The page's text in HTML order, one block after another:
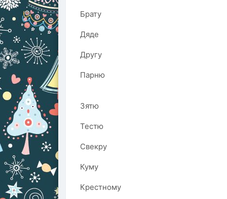
Брату
Дяде
Другу
Парню
Зятю
Тестю
Свекру
Куму
Крестному